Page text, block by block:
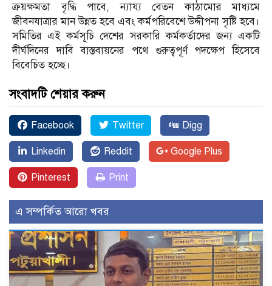
ক্রয়ক্ষমতা বৃদ্ধি পাবে, ন্যায্য বেতন কাঠামোর মাধ্যমে
জীবনযাত্রার মান উন্নত হবে এবং কর্মপরিবেশে উদ্দীপনা সৃষ্টি হবে।
সমিতির এই কর্মসূচি দেশের সরকারি কর্মকর্তাদের জন্য একটি
দীর্ঘদিনের দাবি বাস্তবায়নের পথে গুরুত্বপূর্ণ পদক্ষেপ হিসেবে
বিবেচিত হচ্ছে।
সংবাদটি শেয়ার করুন
Facebook Twitter Digg
Linkedin Reddit Google Plus
Pinterest Print
এ সম্পর্কিত আরো খবর